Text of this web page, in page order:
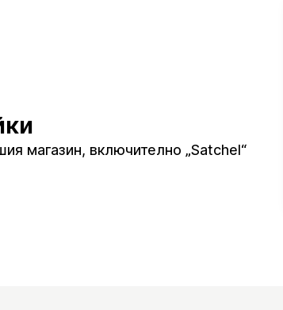
магазин, включително „Satchel“